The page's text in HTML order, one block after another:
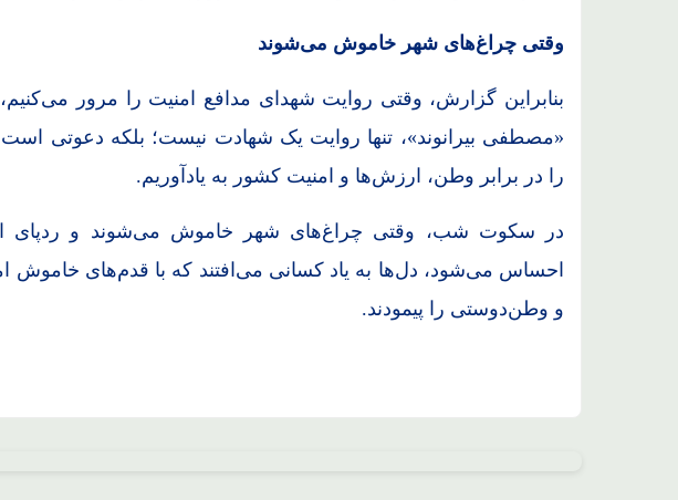
وقتی چراغ‌های شهر خاموش می‌شوند
بنابراین گزارش، وقتی روایت شهدای مدافع امنیت را مرور می‌کنیم،
«مصطفی بیرانوند»، تنها روایت یک شهادت نیست؛ بلکه دعوتی است
را در برابر وطن، ارزش‌ها و امنیت کشور به یادآوریم.
در سکوت شب، وقتی چراغ‌های شهر خاموش می‌شوند و ردپای
احساس می‌شود، دل‌ها به یاد کسانی می‌افتند که با قدم‌های خاموش اما
و وطن‌دوستی را پیمودند.